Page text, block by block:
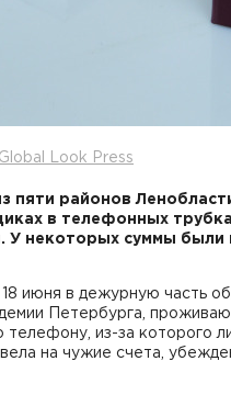
Look Press
пяти районов
в телефонных
У некоторых суммы были
июня в дежурную часть
Петербурга,
телефону, из-за которого
на чужие счета,